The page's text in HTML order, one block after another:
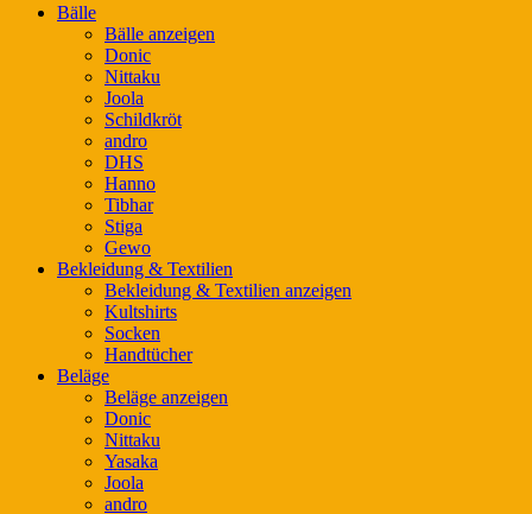
Bälle
Bälle anzeigen
Donic
Nittaku
Joola
Schildkröt
andro
DHS
Hanno
Tibhar
Stiga
Gewo
Bekleidung & Textilien
Bekleidung & Textilien anzeigen
Kultshirts
Socken
Handtücher
Beläge
Beläge anzeigen
Donic
Nittaku
Yasaka
Joola
andro